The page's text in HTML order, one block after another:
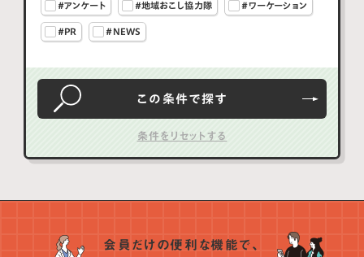
#アンケート #地域おこし協力隊 #ワーケーション
#PR #NEWS
この条件で探す
会員だけの便利な機能で、